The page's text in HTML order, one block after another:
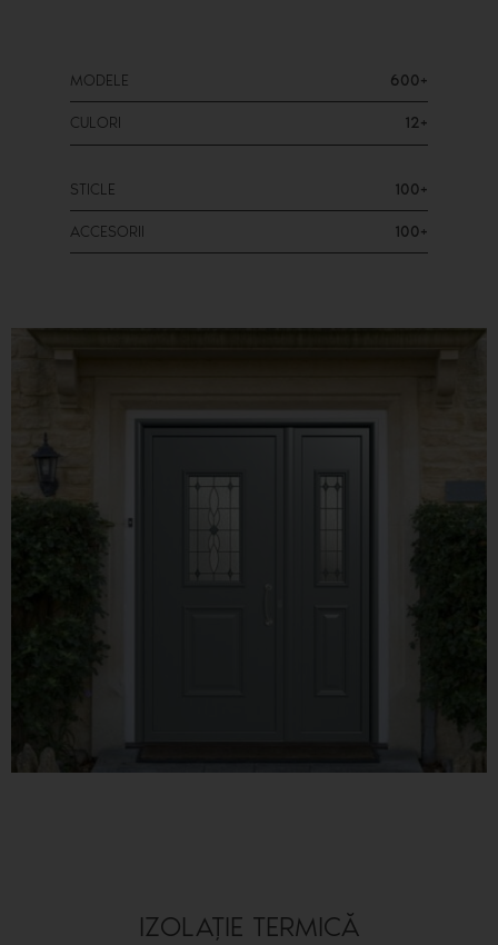
MODELE 600+
CULORI 12+
STICLE 100+
ACCESORII 100+
IZOLAȚIE TERMICĂ